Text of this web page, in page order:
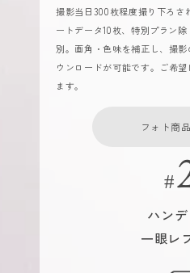
撮影当日300枚程度撮り下ろさ
ートデータ10枚、特別プラン
別。画角・色味を補正し、撮
ウンロードが可能です。ご希
ます。
フォト商
ハン
一眼レ